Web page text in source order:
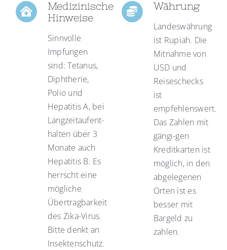
Medizinische
Hinweise
Sinnvolle
Impfungen
sind: Tetanus,
Diphtherie,
Polio und
Hepatitis A, bei
Langzeitaufent-
halten über 3
Monate auch
Hepatitis B. Es
herrscht eine
mögliche
Übertragbarkeit
des Zika-Virus.
Bitte denkt an
Insektenschutz.
Währung
Landeswährung
ist Rupiah. Die
Mitnahme von
USD und
Reiseschecks
ist
empfehlenswert.
Das Zahlen mit
gängi-gen
Kreditkarten ist
möglich, in den
abgelegenen
Orten ist es
besser mit
Bargeld zu
zahlen.